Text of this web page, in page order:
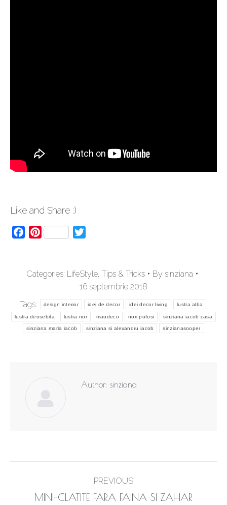
Like and Share :)
FacebookPinterest
Categories: LifeStyle, Tips & Tricks By sinziana
16 septembrie 2018
Tags:
design interior idei de decor idei decor living lustra alba
lustra deosebita lustra nor maudeco nori pufosi sinziana iacob casa
sinziana maria iacob sinziana si alexandru iacob sinzianasooper
Author: sinziana
navigation
PREVIOUS
Previous
MINI-CLATITE FARA FAINA SI ZAHAR